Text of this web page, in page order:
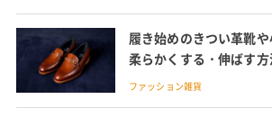
履き始めのきつい革靴
柔らかくする・伸ばす
ファッション雑貨